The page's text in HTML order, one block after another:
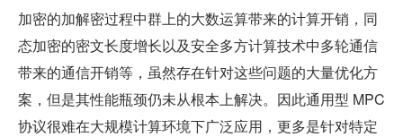
加密的加解密过程中群上的大数运算带来的计算开销，同
态加密的密文长度增长以及安全多方计算技术中多轮通信
带来的通信开销等，虽然存在针对这些问题的大量优化方
案，但是其性能瓶颈仍未从根本上解决。因此通用型 MPC
协议很难在大规模计算环境下广泛应用，更多是针对特定